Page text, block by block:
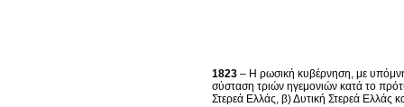
1823 – Η ρωσική κυβέρνηση, με
σύσταση τριών ηγεμονιών κατά το
Στερεά Ελλάς, β) Δυτική Στερεά Ελλάς